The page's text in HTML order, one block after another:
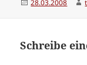
Veröffentlicht
28.03.2008
Schreibe